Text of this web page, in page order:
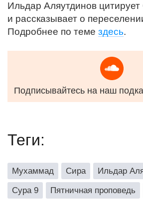
Ильдар Аляутдинов
и рассказывает о
Подробнее по теме здесь.
Подписывайтесь на наш
Теги:
Мухаммад Сира
Ильдар
Сура 9
Пятничная проповедь